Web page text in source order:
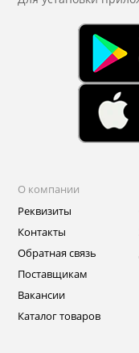
О компании
Реквизиты
Контакты
Обратная связь
Поставщикам
Вакансии
Каталог товаров